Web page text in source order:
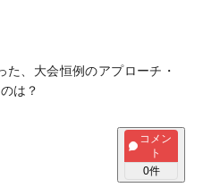
、大会恒例のアプローチ・
は？
コメン
ト
0件